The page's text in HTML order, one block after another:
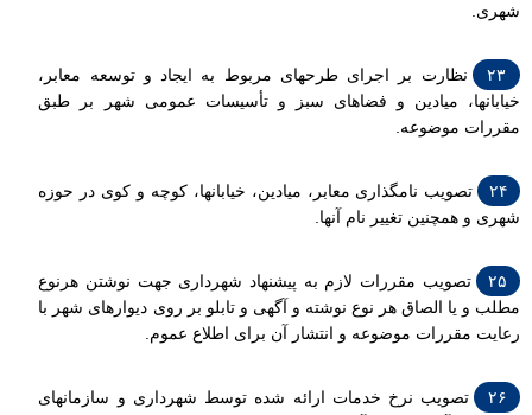
شهری.
۲۳
نظارت بر اجرای طرحهای مربوط به ایجاد و توسعه معابر،
خیابانها، میادین و فضاهای سبز و تأسیسات عمومی شهر بر طبق
مقررات موضوعه.
تصویب نامگذاری معابر، میادین، خیابانها، کوچه و کوی در حوزه
شهری و همچنین تغییر نام آنها.
تصویب مقررات لازم به پیشنهاد شهرداری جهت نوشتن هرنوع
مطلب و یا الصاق هر نوع نوشته و آگهی و تابلو بر روی دیوارهای شهر با
رعایت مقررات موضوعه و انتشار آن برای اطلاع عموم.
تصویب نرخ خدمات ارائه شده توسط شهرداری و سازمانهای